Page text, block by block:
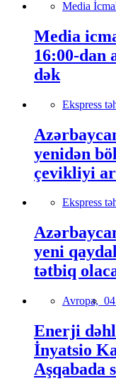
Media
Media
16:00-dan
dək
Ekspress
yenidən
çevikliyi
Ekspress
yeni
tətbiq
Avropa,
Enerji
İnyatsio
Aşqabada